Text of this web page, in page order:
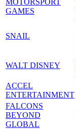
GAMES
SNAIL
WALT DISNEY
ACCEL
ENTERTAINMENT
FALCONS
BEYOND
GLOBAL